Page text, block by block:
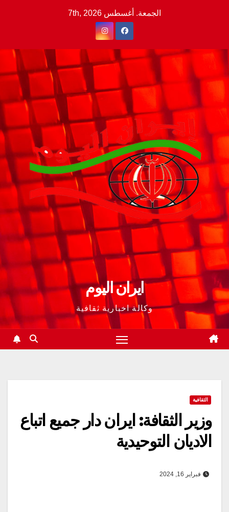
الجمعة. أغسطس 7th, 2026
ايران اليوم
وكالة اخبارية ثقافية
الثقافية
وزير الثقافة: ايران دار جميع اتباع
الاديان التوحيدية
فبراير 16, 2024